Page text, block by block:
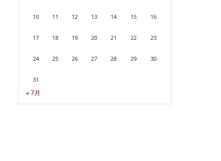
10 11 12 13 14 15 16
17 18 19 20 21 22 23
24 25 26 27 28 29 30
31
« 7月